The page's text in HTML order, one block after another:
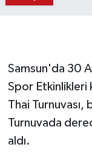
Samsun'da 30
Spor Etkinlikleri
Thai Turnuvası,
Turnuvada
aldı.